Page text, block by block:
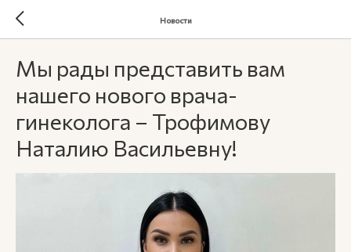
Новости
Мы рады представить вам
нашего нового врача-
гинеколога – Трофимову
Наталию Васильевну!